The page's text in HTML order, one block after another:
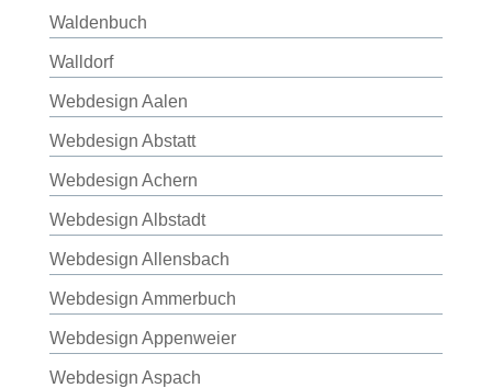
Waldenbuch
Walldorf
Webdesign Aalen
Webdesign Abstatt
Webdesign Achern
Webdesign Albstadt
Webdesign Allensbach
Webdesign Ammerbuch
Webdesign Appenweier
Webdesign Aspach